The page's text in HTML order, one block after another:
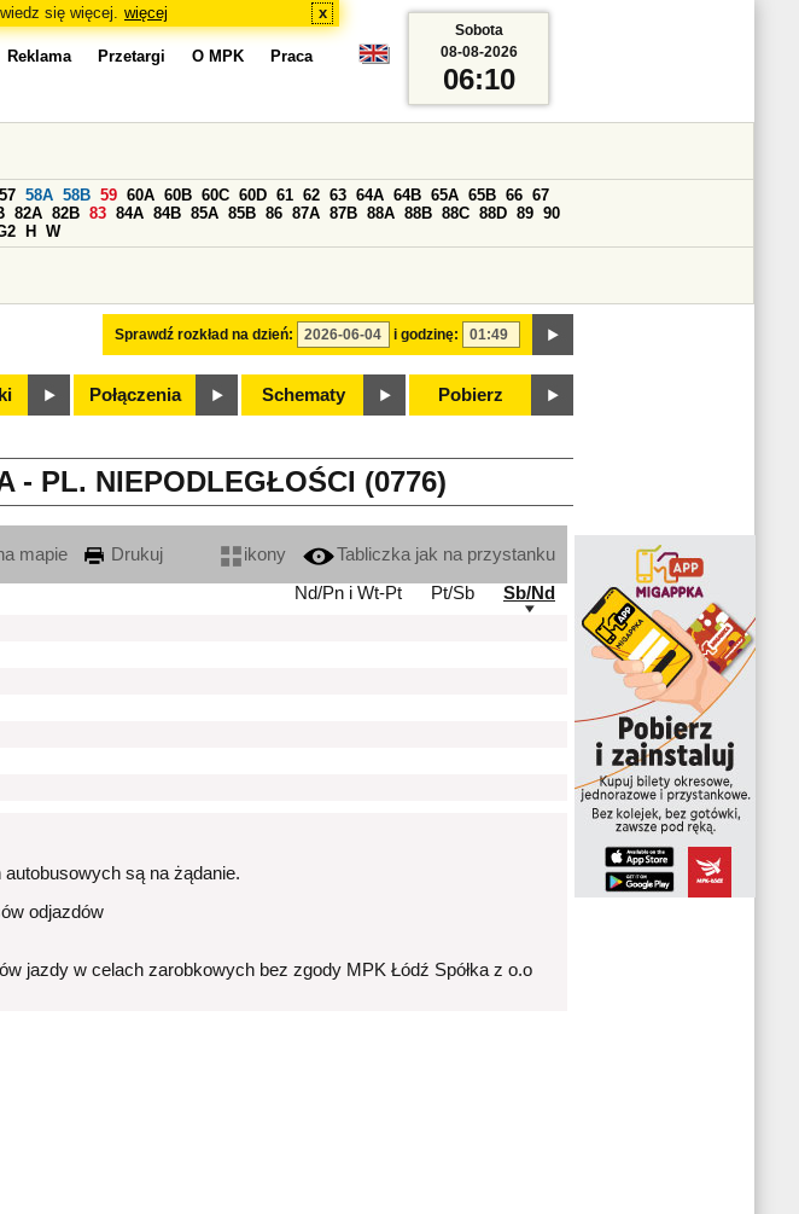
się więcej. więcej x
Reklama Przetargi O MPK Praca
Sprawdź rozkład na dzień: i godzinę:
57 58A 58B 59 60A 60B 60C 60D 61 62 63 64A 64B 65A 65B 66 67
82A 82B 83 84A 84B 85A 85B 86 87A 87B 88A 88B 88C 88D 89 90
H W
Połączenia Schematy Pobierz
Sobota
08-08-2026
06:10
- PL. NIEPODLEGŁOŚCI (0776)
mapie Drukuj ikony
Tabliczka jak na przystanku
Nd/Pn i Wt-Pt
Pt/Sb
Sb/Nd
są na żądanie.
odjazdów
jazdy w celach zarobkowych bez zgody MPK Łódź Spółka z o.o